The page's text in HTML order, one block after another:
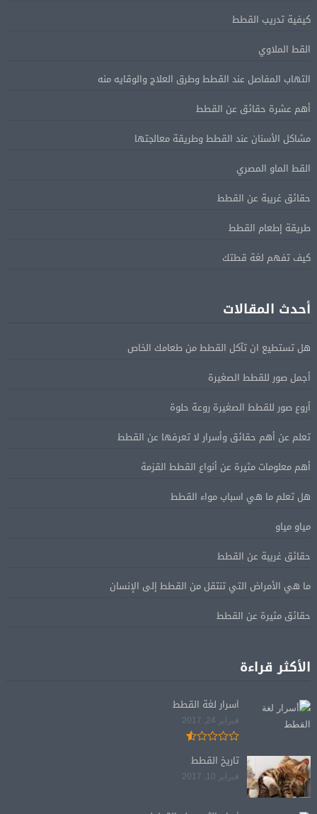
كيفية تدريب القطط
القط الملاوي
التهاب المفاصل عند القطط وطرق العلاج والوقايه منه
أهم عشرة حقائق عن القطط
مشاكل الأسنان عند القطط وطريقة معالجتها
القط الماو المصري
حقائق غريبة عن القطط
طريقة إطعام القطط
كيف تفهم لغة قطتك
أحدث المقالات
هل تستطيع ان تآكل القطط من طعامك الخاص
أجمل صور للقطط الصغيرة
أروع صور للقطط الصغيرة روعة حلوة
تعلم عن أهم حقائق وأسرار لا تعرفها عن القطط
أهم معلومات مثيرة عن أنواع القطط القزمة
هل تعلم ما هي اسباب مواء القطط
مياو مياو
حقائق غريبة عن القطط
ما هي الأمراض التي تنتقل من القطط إلى الإنسان
حقائق مثيرة عن القطط
الأكثر قراءة
أسرار لغة القطط
فبراير 24, 2017
تاريخ القطط
فبراير 10, 2017